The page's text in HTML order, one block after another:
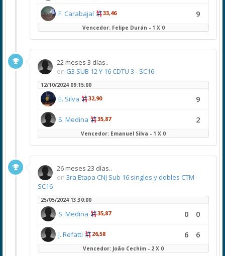
F. Carabajal 33,46 9
Vencedor: Felipe Durán - 1 X 0
22 meses 3 días..
en G3 SUB 12 Y 16 CDTU 3 - SC16
12/10/2024 09:15:00
E. Silva 32,90 9
S. Medina 35,87 2
Vencedor: Emanuel Silva - 1 X 0
26 meses 23 días..
en 3ra Etapa CNJ Sub 16 singles y dobles CTM -
SC16
25/05/2024 13:30:00
S. Medina 35,87 0 0
J. Refatti 26,58 6 6
Vencedor: João Cechim - 2 X 0